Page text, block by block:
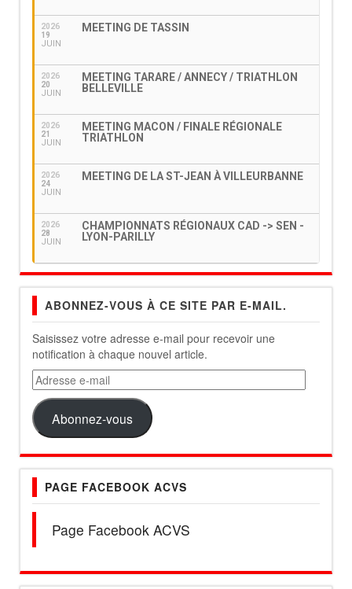
2026
19
JUIN
MEETING DE TASSIN
2026
20
JUIN
MEETING TARARE / ANNECY / TRIATHLON
BELLEVILLE
2026
21
JUIN
MEETING MACON / FINALE RÉGIONALE
TRIATHLON
2026
24
JUIN
MEETING DE LA ST-JEAN À VILLEURBANNE
2026
28
JUIN
CHAMPIONNATS RÉGIONAUX CAD -> SEN -
LYON-PARILLY
ABONNEZ-VOUS À CE SITE PAR E-MAIL.
Saisissez votre adresse e-mail pour recevoir une
notification à chaque nouvel article.
Adresse
e-
mail
Abonnez-vous
PAGE FACEBOOK ACVS
Page Facebook ACVS